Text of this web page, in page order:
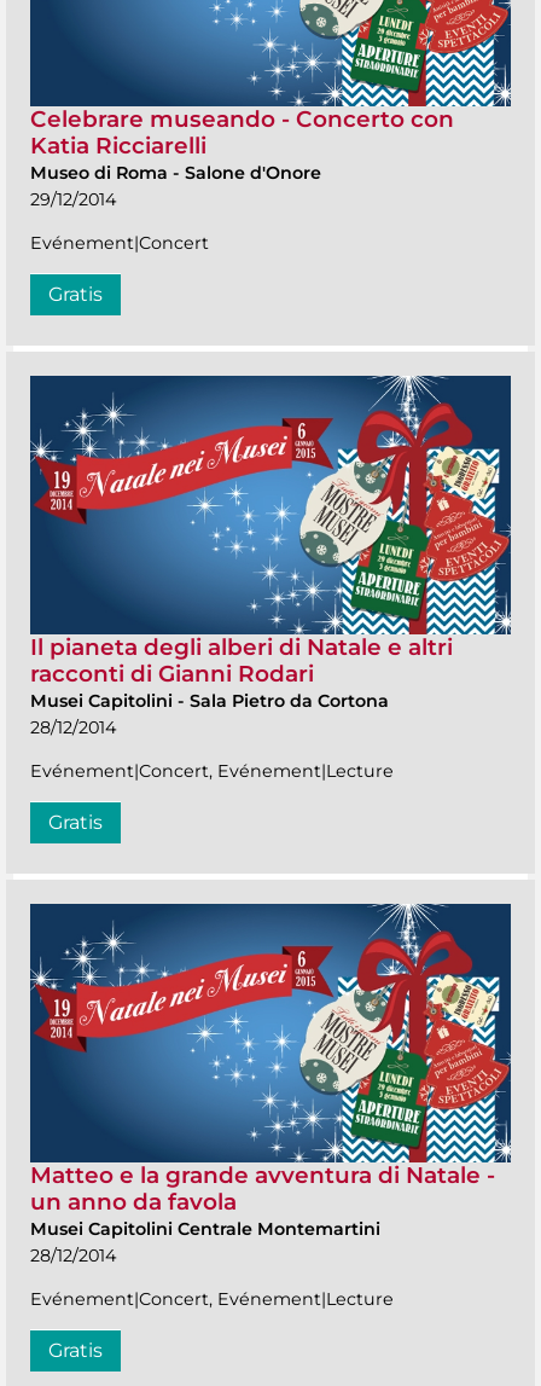
Celebrare museando - Concerto con
Katia Ricciarelli
Museo di Roma - Salone d'Onore
29/12/2014
Evénement|Concert
Gratis
Il pianeta degli alberi di Natale e altri
racconti di Gianni Rodari
Musei Capitolini - Sala Pietro da Cortona
28/12/2014
Evénement|Concert, Evénement|Lecture
Gratis
Matteo e la grande avventura di Natale -
un anno da favola
Musei Capitolini Centrale Montemartini
28/12/2014
Evénement|Concert, Evénement|Lecture
Gratis